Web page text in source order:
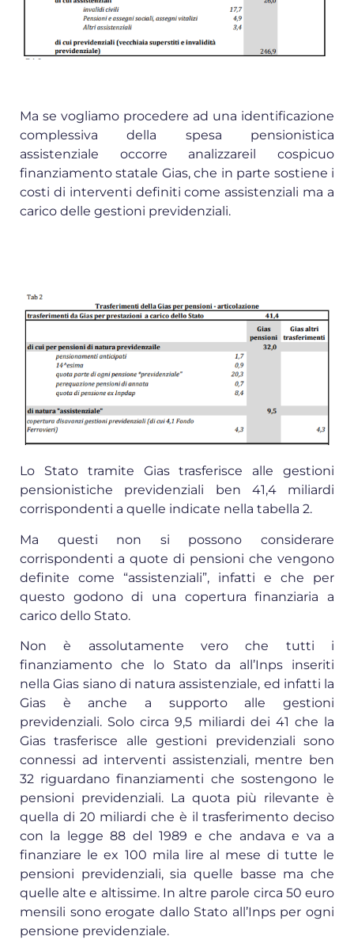
Ma se vogliamo procedere ad una identificazione
complessiva della spesa pensionistica
assistenziale occorre analizzareil cospicuo
finanziamento statale Gias, che in parte sostiene i
costi di interventi definiti come assistenziali ma a
carico delle gestioni previdenziali.
Lo Stato tramite Gias trasferisce alle gestioni
pensionistiche previdenziali ben 41,4 miliardi
corrispondenti a quelle indicate nella tabella 2.
Ma questi non si possono considerare
corrispondenti a quote di pensioni che vengono
definite come “assistenziali”, infatti e che per
questo godono di una copertura finanziaria a
carico dello Stato.
Non è assolutamente vero che tutti i
finanziamento che lo Stato da all’Inps inseriti
nella Gias siano di natura assistenziale, ed infatti la
Gias è anche a supporto alle gestioni
previdenziali. Solo circa 9,5 miliardi dei 41 che la
Gias trasferisce alle gestioni previdenziali sono
connessi ad interventi assistenziali, mentre ben
32 riguardano finanziamenti che sostengono le
pensioni previdenziali. La quota più rilevante è
quella di 20 miliardi che è il trasferimento deciso
con la legge 88 del 1989 e che andava e va a
finanziare le ex 100 mila lire al mese di tutte le
pensioni previdenziali, sia quelle basse ma che
quelle alte e altissime. In altre parole circa 50 euro
mensili sono erogate dallo Stato all’Inps per ogni
pensione previdenziale.